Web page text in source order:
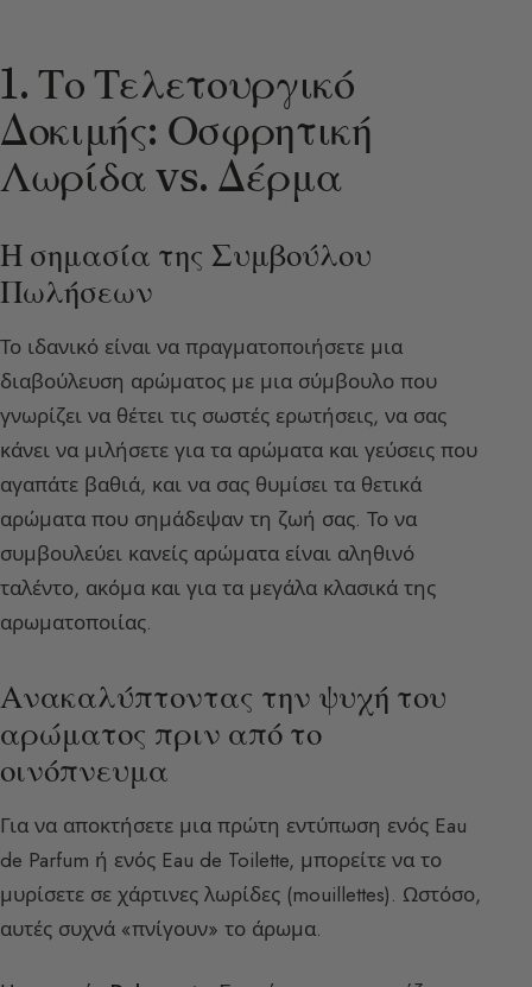
1. Το Τελετουργικό
Δοκιμής: Οσφρητική
Λωρίδα vs. Δέρμα
Η σημασία της Συμβούλου
Πωλήσεων
Το ιδανικό είναι να πραγματοποιήσετε μια
διαβούλευση αρώματος με μια σύμβουλο που
γνωρίζει να θέτει τις σωστές ερωτήσεις, να σας
κάνει να μιλήσετε για τα αρώματα και γεύσεις που
αγαπάτε βαθιά, και να σας θυμίσει τα θετικά
αρώματα που σημάδεψαν τη ζωή σας. Το να
συμβουλεύει κανείς αρώματα είναι αληθινό
ταλέντο, ακόμα και για τα μεγάλα κλασικά της
αρωματοποιίας.
Ανακαλύπτοντας την ψυχή του
αρώματος πριν από το
οινόπνευμα
Για να αποκτήσετε μια πρώτη εντύπωση ενός Eau
de Parfum ή ενός Eau de Toilette, μπορείτε να το
μυρίσετε σε χάρτινες λωρίδες (mouillettes). Ωστόσο,
αυτές συχνά «πνίγουν» το άρωμα.